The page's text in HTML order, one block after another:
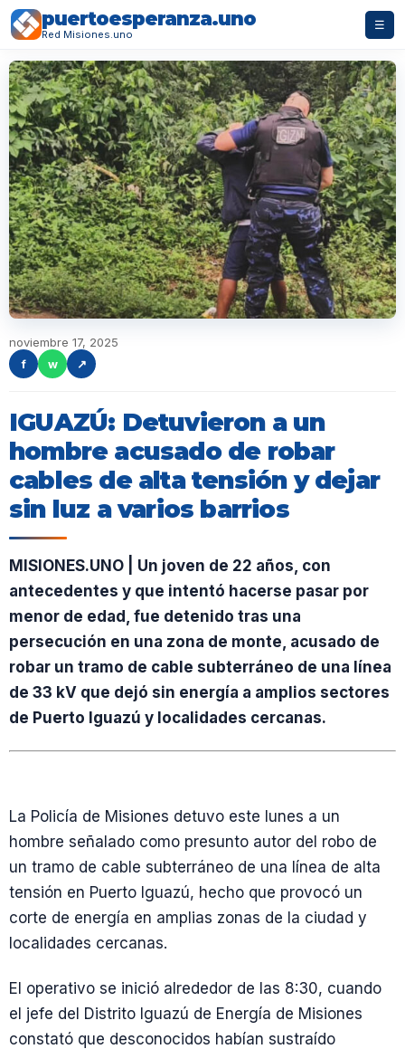
puertoesperanza.uno
Red Misiones.uno
☰
noviembre 17, 2025
f
w ↗
IGUAZÚ: Detuvieron a un
hombre acusado de robar
cables de alta tensión y dejar
sin luz a varios barrios
MISIONES.UNO | Un joven de 22 años, con
antecedentes y que intentó hacerse pasar por
menor de edad, fue detenido tras una
persecución en una zona de monte, acusado de
robar un tramo de cable subterráneo de una línea
de 33 kV que dejó sin energía a amplios sectores
de Puerto Iguazú y localidades cercanas.
La Policía de Misiones detuvo este lunes a un
hombre señalado como presunto autor del robo de
un tramo de cable subterráneo de una línea de alta
tensión en Puerto Iguazú, hecho que provocó un
corte de energía en amplias zonas de la ciudad y
localidades cercanas.
El operativo se inició alrededor de las 8:30, cuando
el jefe del Distrito Iguazú de Energía de Misiones
constató que desconocidos habían sustraído